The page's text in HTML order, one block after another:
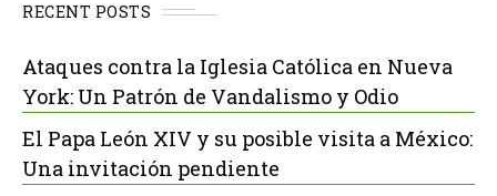
RECENT POSTS
Ataques contra la Iglesia Católica en Nueva
York: Un Patrón de Vandalismo y Odio
El Papa León XIV y su posible visita a México:
Una invitación pendiente